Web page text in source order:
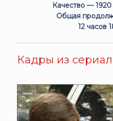
Качество — 1920
Общая
12 часов
Кадры из